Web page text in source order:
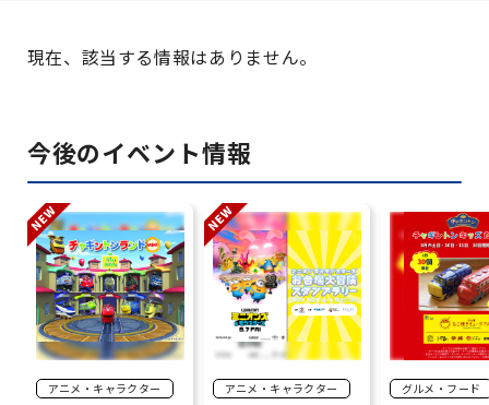
現在、該当する情報はありません。
今後のイベント情報
アニメ・キャラクター アニメ・キャラクター グルメ・フード